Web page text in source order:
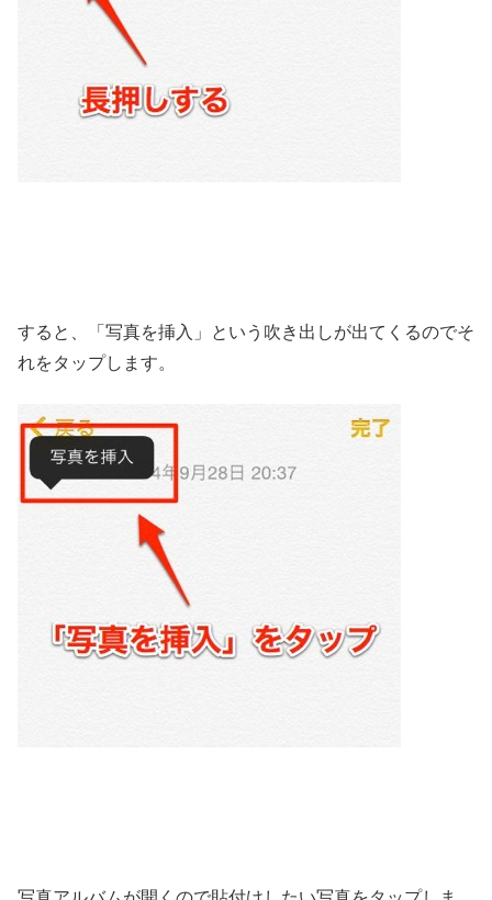
すると、「写真を挿入」という吹き出しが出てくるのでそ
れをタップします。